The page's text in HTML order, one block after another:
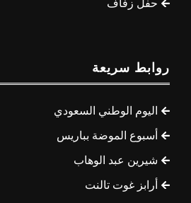
حفل زفاف
روابط سريعة
اليوم الوطني السعودي
أسبوع الموضة بباريس
شيرين عبد الوهاب
أرابز غوت تالنت